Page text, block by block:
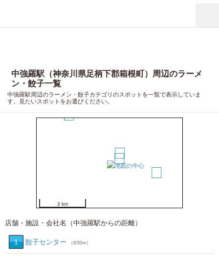
中強羅駅（神奈川県足柄下郡箱根町）周辺のラーメ
ン・餃子一覧
中強羅駅周辺のラーメン・餃子カテゴリのスポットを一覧で表示していま
す。見たいスポットをお選びください。
1
2
4
3 km
店舗・施設・会社名（中強羅駅からの距離）
1 餃子センター （630m）